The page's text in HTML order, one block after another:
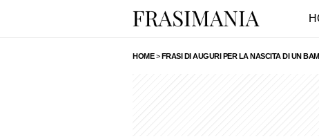
HOME>FRASI DI AUGURI PER LA NASCITA DI UN